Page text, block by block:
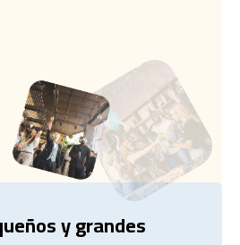
y grandes